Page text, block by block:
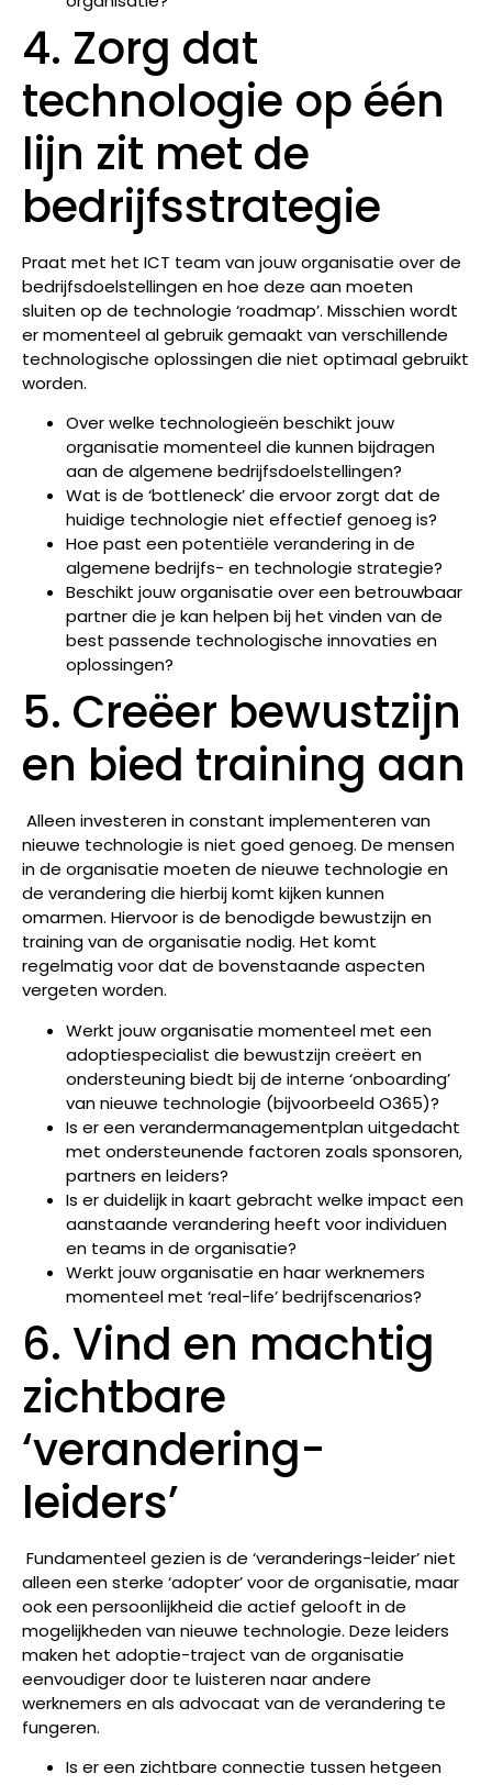
4. Zorg dat
technologie op één
lijn zit met de
bedrijfsstrategie
Praat met het ICT team van jouw organisatie over de
bedrijfsdoelstellingen en hoe deze aan moeten
sluiten op de technologie ‘roadmap’. Misschien wordt
er momenteel al gebruik gemaakt van verschillende
technologische oplossingen die niet optimaal gebruikt
worden.
Over welke technologieën beschikt jouw
organisatie momenteel die kunnen bijdragen
aan de algemene bedrijfsdoelstellingen?
Wat is de ‘bottleneck’ die ervoor zorgt dat de
huidige technologie niet effectief genoeg is?
Hoe past een potentiële verandering in de
algemene bedrijfs- en technologie strategie?
Beschikt jouw organisatie over een betrouwbaar
partner die je kan helpen bij het vinden van de
best passende technologische innovaties en
oplossingen?
5. Creëer bewustzijn
en bied training aan
Alleen investeren in constant implementeren van
nieuwe technologie is niet goed genoeg. De mensen
in de organisatie moeten de nieuwe technologie en
de verandering die hierbij komt kijken kunnen
omarmen. Hiervoor is de benodigde bewustzijn en
training van de organisatie nodig. Het komt
regelmatig voor dat de bovenstaande aspecten
vergeten worden.
Werkt jouw organisatie momenteel met een
adoptiespecialist die bewustzijn creëert en
ondersteuning biedt bij de interne ‘onboarding’
van nieuwe technologie (bijvoorbeeld O365)?
Is er een verandermanagementplan uitgedacht
met ondersteunende factoren zoals sponsoren,
partners en leiders?
Is er duidelijk in kaart gebracht welke impact een
aanstaande verandering heeft voor individuen
en teams in de organisatie?
Werkt jouw organisatie en haar werknemers
momenteel met ‘real-life’ bedrijfscenarios?
6. Vind en machtig
zichtbare
‘verandering-
leiders’
Fundamenteel gezien is de ‘veranderings-leider’ niet
alleen een sterke ‘adopter’ voor de organisatie, maar
ook een persoonlijkheid die actief gelooft in de
mogelijkheden van nieuwe technologie. Deze leiders
maken het adoptie-traject van de organisatie
eenvoudiger door te luisteren naar andere
werknemers en als advocaat van de verandering te
fungeren.
Is er een zichtbare connectie tussen hetgeen